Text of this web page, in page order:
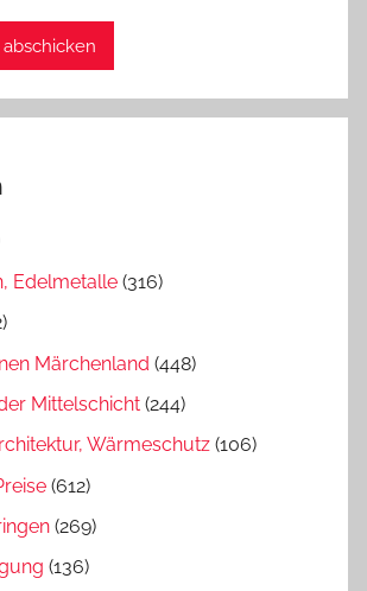
Edelmetalle (316)
Märchenland (448)
Mittelschicht (244)
Wärmeschutz (106)
(612)
(269)
(136)